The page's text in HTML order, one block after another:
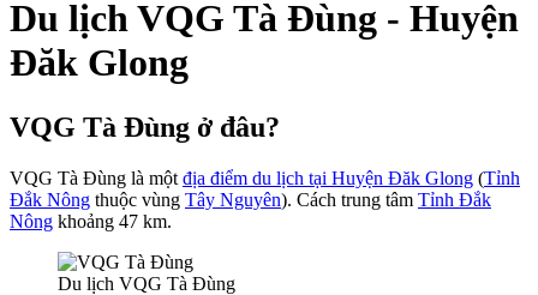
Du lịch VQG Tà Đùng - Huyện
Đăk Glong
VQG Tà Đùng ở đâu?
VQG Tà Đùng là một địa điểm du lịch tại Huyện Đăk Glong (Tỉnh
Đắk Nông thuộc vùng Tây Nguyên). Cách trung tâm Tỉnh Đắk
Nông khoảng 47 km.
Du lịch VQG Tà Đùng